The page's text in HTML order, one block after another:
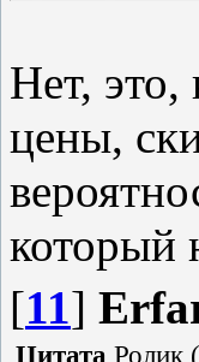
Нет, это,
цены,
который
[11]
Цитата Ролик(